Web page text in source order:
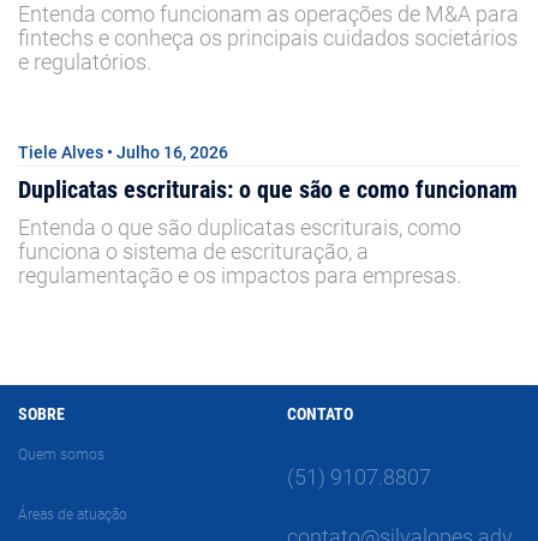
Entenda como funcionam as operações de M&A para
fintechs e conheça os principais cuidados societários
e regulatórios.
Tiele Alves • Julho 16, 2026
Duplicatas escriturais: o que são e como funcionam
Entenda o que são duplicatas escriturais, como
funciona o sistema de escrituração, a
regulamentação e os impactos para empresas.
SOBRE
Quem somos
Áreas de atuação
CONTATO
(51) 9107.8807